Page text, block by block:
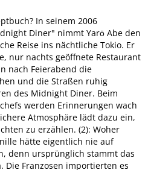
In seinem 2006
Diner" nimmt Yarō Abe den
Reise ins nächtliche Tokio. Er
nur nachts geöffnete Restaurant
nach Feierabend die
und die Straßen ruhig
des Midnight Diner. Beim
werden Erinnerungen wach
Atmosphäre lädt dazu ein,
zu erzählen. (2): Woher
hätte eigentlich nie auf
denn ursprünglich stammt das
Die Franzosen importierten es